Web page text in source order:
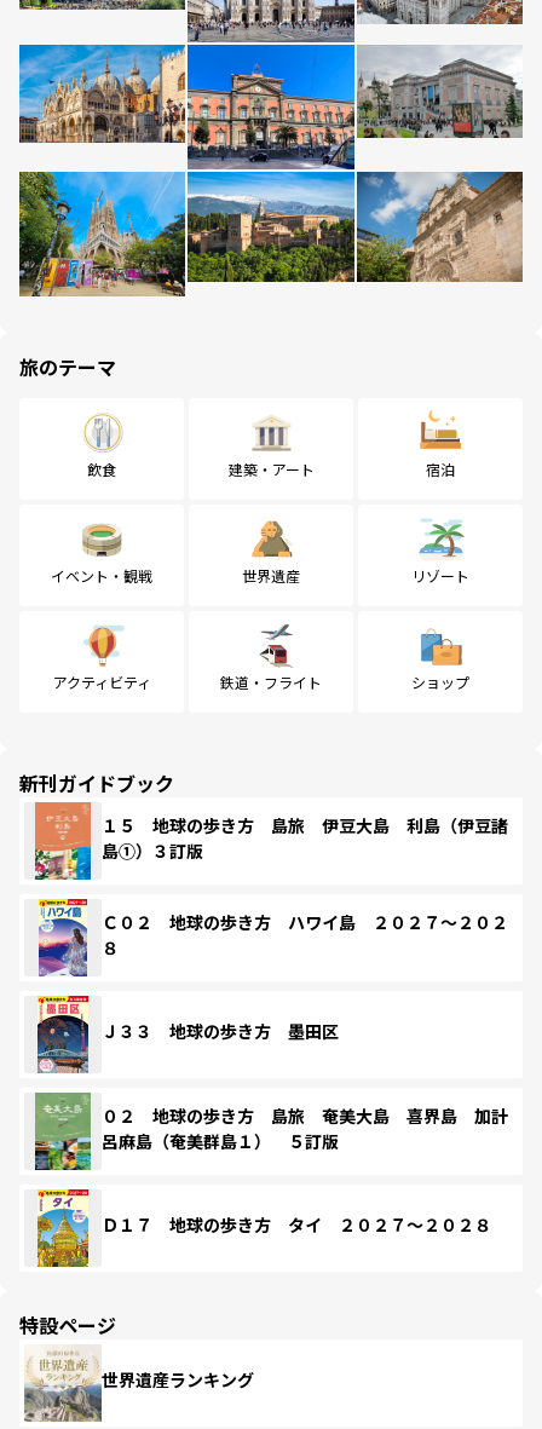
旅のテーマ
飲食 建築・アート 宿泊
イベント・観戦 世界遺産 リゾート
アクティビティ 鉄道・フライト ショップ
新刊ガイドブック
１５ 地球の歩き方 島旅 伊豆大島 利島（伊豆諸
島①）３訂版
Ｃ０２ 地球の歩き方 ハワイ島 ２０２７～２０２
８
Ｊ３３ 地球の歩き方 墨田区
０２ 地球の歩き方 島旅 奄美大島 喜界島 加計
呂麻島（奄美群島１） ５訂版
Ｄ１７ 地球の歩き方 タイ ２０２７～２０２８
特設ページ
世界遺産ランキング